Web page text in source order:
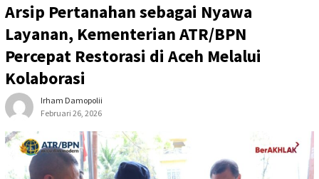
Arsip Pertanahan sebagai Nyawa
Layanan, Kementerian ATR/BPN
Percepat Restorasi di Aceh Melalui
Kolaborasi
Irham Damopolii
Februari 26, 2026